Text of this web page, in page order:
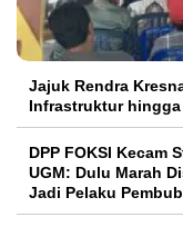
Jajuk Rendra
Infrastruktur hingga
DPP FOKSI Kecam
UGM: Dulu Marah
Jadi Pelaku